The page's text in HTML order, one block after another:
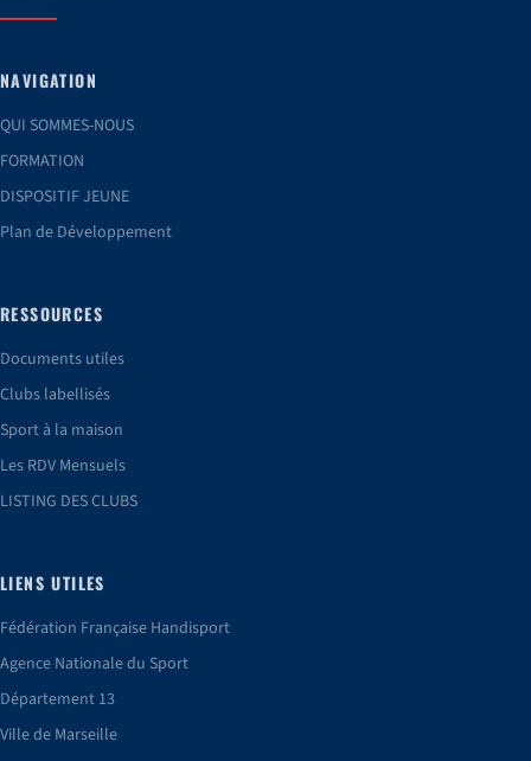
NAVIGATION
QUI SOMMES-NOUS
FORMATION
DISPOSITIF JEUNE
Plan de Développement
RESSOURCES
Documents utiles
Clubs labellisés
Sport à la maison
Les RDV Mensuels
LISTING DES CLUBS
LIENS UTILES
Fédération Française Handisport
Agence Nationale du Sport
Département 13
Ville de Marseille